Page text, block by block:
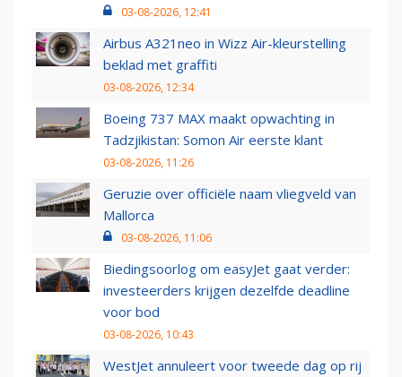
03-08-2026, 12:41
Airbus A321neo in Wizz Air-kleurstelling
beklad met graffiti
03-08-2026, 12:34
Boeing 737 MAX maakt opwachting in
Tadzjikistan: Somon Air eerste klant
03-08-2026, 11:26
Geruzie over officiële naam vliegveld van
Mallorca
03-08-2026, 11:06
Biedingsoorlog om easyJet gaat verder:
investeerders krijgen dezelfde deadline
voor bod
03-08-2026, 10:43
WestJet annuleert voor tweede dag op rij